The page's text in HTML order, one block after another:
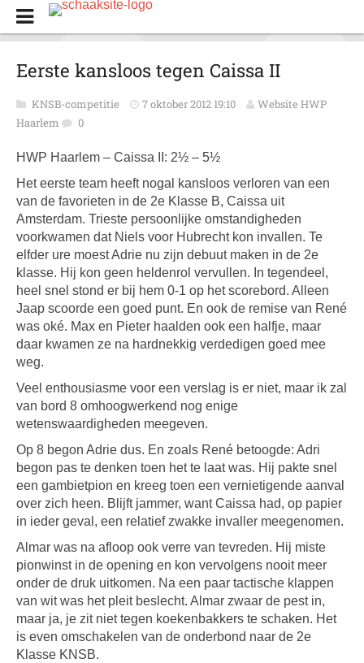
Eerste kansloos tegen Caissa II
KNSB-competitie 7 oktober 2012 19:10
Website HWP
Haarlem
0
HWP Haarlem – Caissa II: 2½ – 5½
Het eerste team heeft nogal kansloos verloren van een
van de favorieten in de 2e Klasse B, Caissa uit
Amsterdam. Trieste persoonlijke omstandigheden
voorkwamen dat Niels voor Hubrecht kon invallen. Te
elfder ure moest Adrie nu zijn debuut maken in de 2e
klasse. Hij kon geen heldenrol vervullen. In tegendeel,
heel snel stond er bij hem 0-1 op het scorebord. Alleen
Jaap scoorde een goed punt. En ook de remise van René
was oké. Max en Pieter haalden ook een halfje, maar
daar kwamen ze na hardnekkig verdedigen goed mee
weg.
Veel enthousiasme voor een verslag is er niet, maar ik zal
van bord 8 omhoogwerkend nog enige
wetenswaardigheden meegeven.
Op 8 begon Adrie dus. En zoals René betoogde: Adri
begon pas te denken toen het te laat was. Hij pakte snel
een gambietpion en kreeg toen een vernietigende aanval
over zich heen. Blijft jammer, want Caissa had, op papier
in ieder geval, een relatief zwakke invaller meegenomen.
Almar was na afloop ook verre van tevreden. Hij miste
pionwinst in de opening en kon vervolgens nooit meer
onder de druk uitkomen. Na een paar tactische klappen
van wit was het pleit beslecht. Almar zwaar de pest in,
maar ja, je zit niet tegen koekenbakkers te schaken. Het
is even omschakelen van de onderbond naar de 2e
Klasse KNSB.